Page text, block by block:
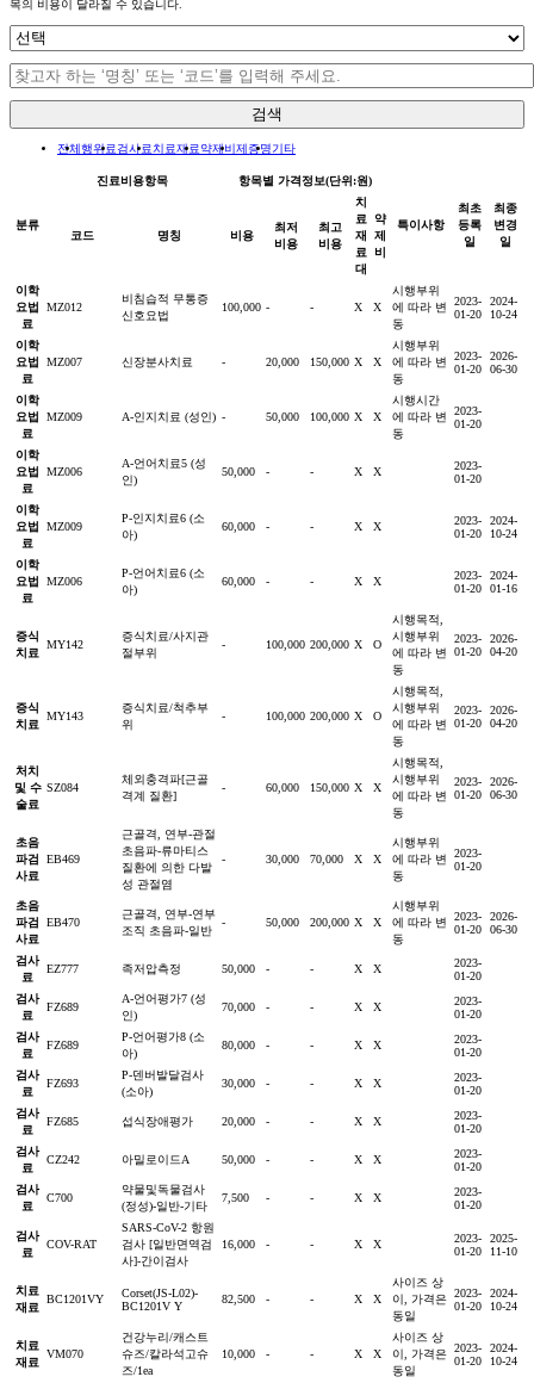
목의 비용이 달라질 수 있습니다.
검색
전체 행위료검사료치료재료약제비 제증명기타
분류
진료비용항목 항목별 가격정보(단위:원)
특이사항
최초
등록
일
최종
변경
일
코드 명칭 비용
최저
비용
최고
비용
치
료
재
료
대
약
제
비
이학
요법
료
MZ012
비침습적 무통증
신호요법
100,000 - - X X
시행부위
에 따라 변
동
2023-
01-20
2024-
10-24
이학
요법
료
MZ007 신장분사치료 - 20,000 150,000 X X
시행부위
에 따라 변
동
2023-
01-20
2026-
06-30
이학
요법
료
MZ009 A-인지치료 (성인) - 50,000 100,000 X X
시행시간
에 따라 변
동
2023-
01-20
이학
요법
료
MZ006
A-언어치료5 (성
인)
50,000 - - X X
2023-
01-20
이학
요법
료
MZ009
P-인지치료6 (소
아)
60,000 - - X X
2023-
01-20
2024-
10-24
이학
요법
료
MZ006
P-언어치료6 (소
아)
60,000 - - X X
2023-
01-20
2024-
01-16
증식
치료
MY142
증식치료/사지관
절부위
- 100,000 200,000 X O
시행목적,
시행부위
에 따라 변
동
2023-
01-20
2026-
04-20
증식
치료
MY143
증식치료/척추부
위
- 100,000 200,000 X O
시행목적,
시행부위
에 따라 변
동
2023-
01-20
2026-
04-20
처치
및 수
술료
SZ084
체외충격파[근골
격계 질환]
- 60,000 150,000 X X
시행목적,
시행부위
에 따라 변
동
2023-
01-20
2026-
06-30
초음
파검
사료
EB469
근골격, 연부-관절
초음파-류마티스
질환에 의한 다발
성 관절염
- 30,000 70,000 X X
시행부위
에 따라 변
동
2023-
01-20
초음
파검
사료
EB470
근골격, 연부-연부
조직 초음파-일반
- 50,000 200,000 X X
시행부위
에 따라 변
동
2023-
01-20
2026-
06-30
검사
료
EZ777 족저압측정 50,000 - - X X
2023-
01-20
검사
료
FZ689
A-언어평가7 (성
인)
70,000 - - X X
2023-
01-20
검사
료
FZ689
P-언어평가8 (소
아)
80,000 - - X X
2023-
01-20
검사
료
FZ693
P-덴버발달검사
(소아)
30,000 - - X X
2023-
01-20
검사
료
FZ685 섭식장애평가 20,000 - - X X
2023-
01-20
검사
료
CZ242 아밀로이드A 50,000 - - X X
2023-
01-20
검사
료
C700
약물및독물검사
(정성)-일반-기타
7,500 - - X X
2023-
01-20
검사
료
COV-RAT
SARS-CoV-2 항원
검사 [일반면역검
사]-간이검사
16,000 - - X X
2023-
01-20
2025-
11-10
치료
재료
BC1201VY
Corset(JS-L02)-
BC1201V Y
82,500 - - X X
사이즈 상
이, 가격은
동일
2023-
01-20
2024-
10-24
치료
재료
VM070
건강누리/캐스트
슈즈/칼라석고슈
즈/1ea
10,000 - - X X
사이즈 상
이, 가격은
동일
2023-
01-20
2024-
10-24